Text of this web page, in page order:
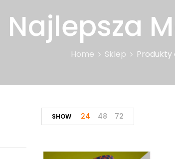
Najlepsza
Home Sklep Produkty
SHOW 24 48 72